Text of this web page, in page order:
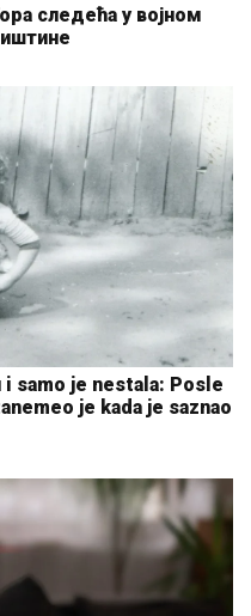
следећа у војном
samo je nestala: Posle
je kada je saznao